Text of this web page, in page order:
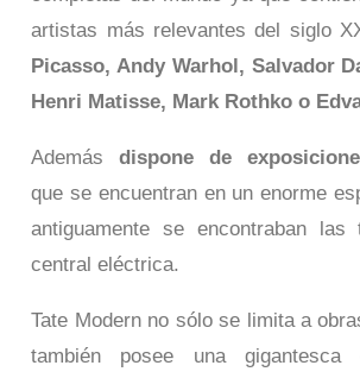
artistas más relevantes del siglo
Picasso, Andy Warhol, Salvador
Henri Matisse, Mark Rothko o
Ademásdispone de
que se encuentran en un enorme
antiguamente se encontraban
central eléctrica.
Tate Modern no sólo se limita a
también posee una gigantesca